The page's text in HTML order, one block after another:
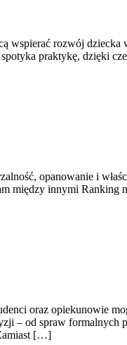
rozwój dziecka
praktykę, dzięki
opanowanie i
między innymi
oraz opiekunowie
– od spraw
[…]